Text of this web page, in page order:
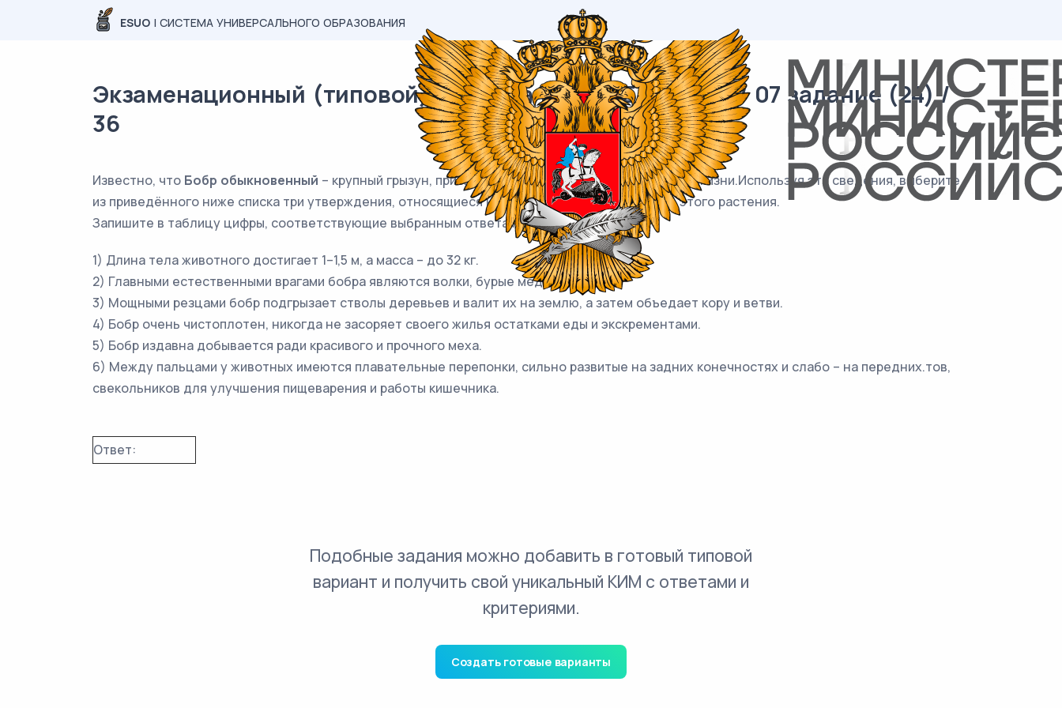
ESUO | СИСТЕМА УНИВЕРСАЛЬНОГО ОБРАЗОВАНИЯ
Экзаменационный (типовой) материал ОГЭ / Биология / 07 задание (24) /
36
Известно, что Бобр обыкновенный – крупный грызун, приспособленный к полуводному образу жизни.Используя эти сведения, выберите
из приведённого ниже списка три утверждения, относящиеся к описаниюданныхпризнаков этого растения.
Запишите в таблицу цифры, соответствующие выбранным ответам.
1) Длина тела животного достигает 1–1,5 м, а масса – до 32 кг.
2) Главными естественными врагами бобра являются волки, бурые медведи и лисы.
3) Мощными резцами бобр подгрызает стволы деревьев и валит их на землю, а затем объедает кору и ветви.
4) Бобр очень чистоплотен, никогда не засоряет своего жилья остатками еды и экскрементами.
5) Бобр издавна добывается ради красивого и прочного меха.
6) Между пальцами у животных имеются плавательные перепонки, сильно развитые на задних конечностях и слабо – на передних.тов,
свекольников для улучшения пищеварения и работы кишечника.
Ответ:
Подобные задания можно добавить в готовый типовой
вариант и получить свой уникальный КИМ с ответами и
критериями.
Создать готовые варианты